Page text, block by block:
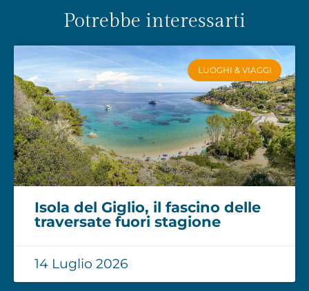
Potrebbe interessarti
LUOGHI & VIAGGI
Isola del Giglio, il fascino delle
traversate fuori stagione
14 Luglio 2026